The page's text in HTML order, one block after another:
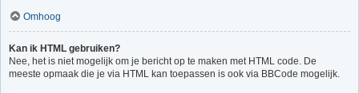
Omhoog
Kan ik HTML gebruiken?
Nee, het is niet mogelijk om je bericht op te maken met HTML code. De
meeste opmaak die je via HTML kan toepassen is ook via BBCode mogelijk.